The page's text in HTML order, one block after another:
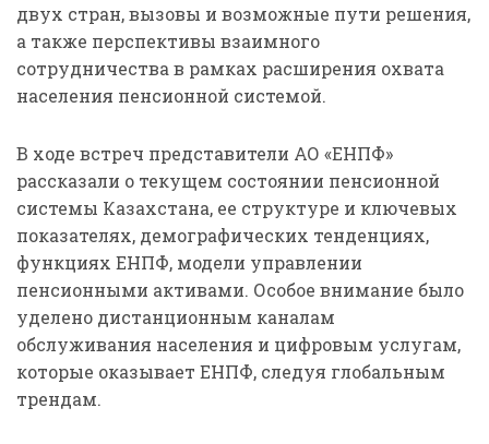
двух стран, вызовы и возможные пути решения,
а также перспективы взаимного
сотрудничества в рамках расширения охвата
населения пенсионной системой.
В ходе встреч представители АО «ЕНПФ»
рассказали о текущем состоянии пенсионной
системы Казахстана, ее структуре и ключевых
показателях, демографических тенденциях,
функциях ЕНПФ, модели управлении
пенсионными активами. Особое внимание было
уделено дистанционным каналам
обслуживания населения и цифровым услугам,
которые оказывает ЕНПФ, следуя глобальным
трендам.